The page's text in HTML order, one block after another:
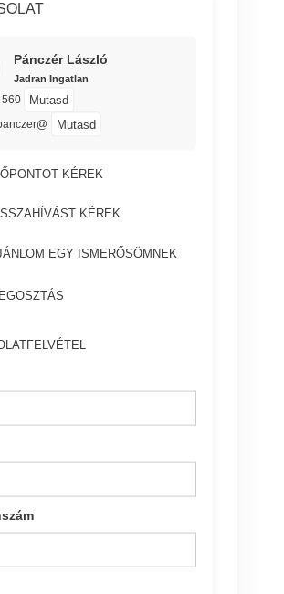
Pánczér László
Jadran Ingatlan
560 Mutasd
Mutasd
KÉREK
KÉREK
EGY ISMERŐSÖMNEK